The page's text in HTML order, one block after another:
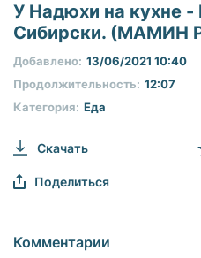
seconds
У Надюхи на кухне
Сибирски. (МАМИН
Категория: Еда
Продолжительность: 12:07
Добавлено: 13/06/2021 10:40
Скачать
Поделиться
Комментарии